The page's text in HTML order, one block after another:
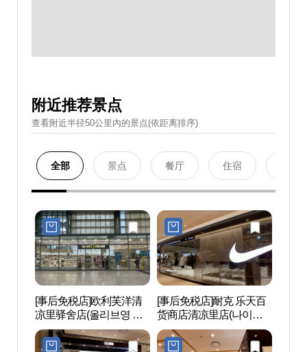
附近推荐景点
查看附近半径50公里內的景点(依距离排序)
全部 景点 餐厅 住宿
[事后免税店]欧利芙洋清
凉里驿舍店(올리브영 청
량리역사점)
[事后免税店]耐克 乐天百
货商店清凉里店(나이키
롯데백화점 청량리점)